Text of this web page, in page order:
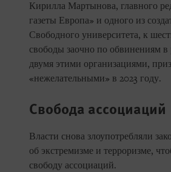
Кирилла Мартынова, главного
газеты Европа» и одного из
Свободного университета, к
свободы заочно по обвинениям в
двумя этими организациями,
«нежелательными» в 2023 году.
Свобода ассоциаций
Власти снова злоупотребляли
об экстремизме и терроризме,
свободу ассоциаций.